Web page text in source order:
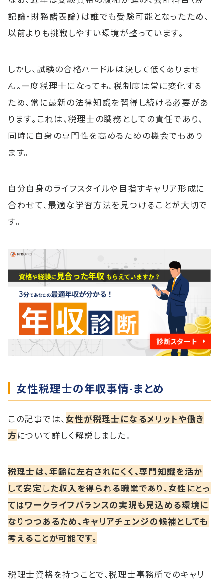
記論・財務諸表論）は誰でも受験可能となったため、
以前よりも挑戦しやすい環境が整っています。
しかし、試験の合格ハードルは決して低くありませ
ん。一度税理士になっても、税制度は常に変化する
ため、常に最新の法律知識を習得し続ける必要があ
ります。これは、税理士の職務としての責任であり、
同時に自身の専門性を高めるための機会でもあり
ます。
自分自身のライフスタイルや目指すキャリア形成に
合わせて、最適な学習方法を見つけることが大切で
す。
女性税理士の年収事情-まとめ
この記事では、 女性が税理士になるメリットや働き
方について詳しく解説しました。
税理士は、年齢に左右されにくく、専門知識を活か
して安定した収入を得られる職業であり、女性にとっ
てはワークライフバランスの実現も見込める環境に
なりつつあるため、キャリアチェンジの候補としても
考えることが可能です。
税理士資格を持つことで、税理士事務所でのキャリ